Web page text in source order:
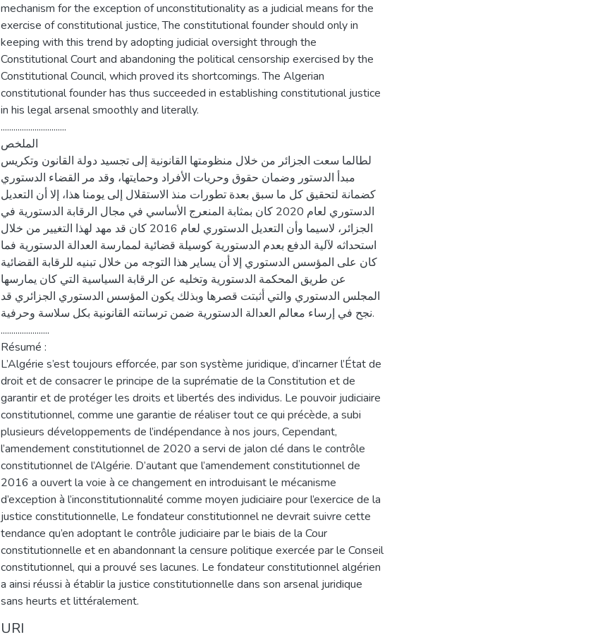
mechanism for the exception of unconstitutionality as a judicial means for the
exercise of constitutional justice, The constitutional founder should only in
keeping with this trend by adopting judicial oversight through the
Constitutional Court and abandoning the political censorship exercised by the
Constitutional Council, which proved its shortcomings. The Algerian
constitutional founder has thus succeeded in establishing constitutional justice
in his legal arsenal smoothly and literally.
...............................
الملخص
لطالما سعت الجزائر من خلال منظومتها القانونية إلى تجسيد دولة القانون وتكريس
مبدأ الدستور وضمان حقوق وحريات الأفراد وحمايتها، وقد مر القضاء الدستوري
كضمانة لتحقيق كل ما سبق بعدة تطورات منذ الاستقلال إلى يومنا هذا، إلا أن التعديل
الدستوري لعام 2020 كان بمثابة المنعرج الأساسي في مجال الرقابة الدستورية في
الجزائر، لاسيما وأن التعديل الدستوري لعام 2016 كان قد مهد لهذا التغيير من خلال
استحداثه لآلية الدفع بعدم الدستورية كوسيلة قضائية لممارسة العدالة الدستورية فما
كان على المؤسس الدستوري إلا أن يساير هذا التوجه من خلال تبنيه للرقابة القضائية
عن طريق المحكمة الدستورية وتخليه عن الرقابة السياسية التي كان يمارسها
المجلس الدستوري والتي أثبتت قصرها وبذلك يكون المؤسس الدستوري الجزائري قد
نجح في إرساء معالم العدالة الدستورية ضمن ترسانته القانونية بكل سلاسة وحرفية.
.......................
Résumé :
L’Algérie s’est toujours efforcée, par son système juridique, d’incarner l’État de
droit et de consacrer le principe de la suprématie de la Constitution et de
garantir et de protéger les droits et libertés des individus. Le pouvoir judiciaire
constitutionnel, comme une garantie de réaliser tout ce qui précède, a subi
plusieurs développements de l’indépendance à nos jours, Cependant,
l’amendement constitutionnel de 2020 a servi de jalon clé dans le contrôle
constitutionnel de l’Algérie. D’autant que l’amendement constitutionnel de
2016 a ouvert la voie à ce changement en introduisant le mécanisme
d’exception à l’inconstitutionnalité comme moyen judiciaire pour l’exercice de la
justice constitutionnelle, Le fondateur constitutionnel ne devrait suivre cette
tendance qu’en adoptant le contrôle judiciaire par le biais de la Cour
constitutionnelle et en abandonnant la censure politique exercée par le Conseil
constitutionnel, qui a prouvé ses lacunes. Le fondateur constitutionnel algérien
a ainsi réussi à établir la justice constitutionnelle dans son arsenal juridique
sans heurts et littéralement.
URI